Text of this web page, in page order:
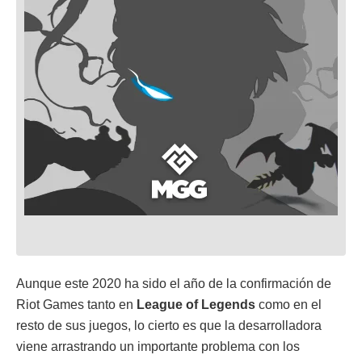
Aunque este 2020 ha sido el año de la confirmación de
Riot Games tanto en League of Legends como en el
resto de sus juegos, lo cierto es que la desarrolladora
viene arrastrando un importante problema con los